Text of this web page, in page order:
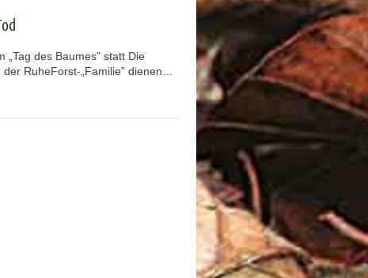
des Baumes” statt Die
RuheForst-„Familie” dienen…